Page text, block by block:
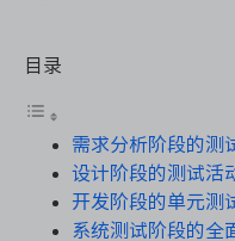
研发效能管理
DevOps
目录
需求分析阶段的测
设计阶段的测试活
开发阶段的单元测
系统测试阶段的全